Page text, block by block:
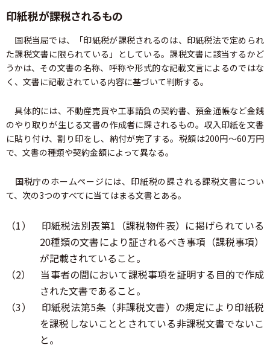
印紙税が課税されるもの
国税当局では、「印紙税が課税されるのは、印紙税法で定められ
た課税文書に限られている」としている。課税文書に該当するかど
うかは、その文書の名称、呼称や形式的な記載文言によるのではな
く、文書に記載されている内容に基づいて判断する。
具体的には、不動産売買や工事請負の契約書、預金通帳など金銭
のやり取りが生じる文書の作成者に課されるもの。収入印紙を文書
に貼り付け、割り印をし、納付が完了する。税額は200円～60万円
で、文書の種類や契約金額によって異なる。
国税庁のホームページには、印紙税の課される課税文書につい
て、次の3つのすべてに当てはまる文書とある。
（1） 印紙税法別表第1（課税物件表）に掲げられている
20種類の文書により証されるべき事項（課税事項）
が記載されていること。
（2） 当事者の間において課税事項を証明する目的で作成
された文書であること。
（3） 印紙税法第5条（非課税文書）の規定により印紙税
を課税しないこととされている非課税文書でないこ
と。